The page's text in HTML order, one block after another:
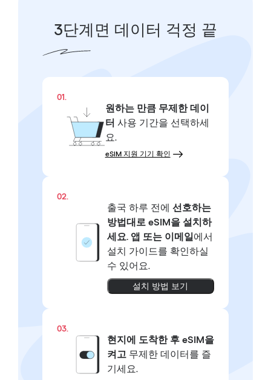
3단계면 데이터 걱정 끝
01.
원하는 만큼 무제한 데이
터 사용 기간을 선택하세
요.
eSIM 지원 기기 확인
02.
출국 하루 전에 선호하는
방법대로 eSIM을 설치하
세요. 앱 또는 이메일 에서
설치 가이드를 확인하실
수 있어요.
설치 방법 보기
03.
현지에 도착한 후 eSIM을
켜고 무제한 데이터를 즐
기세요.